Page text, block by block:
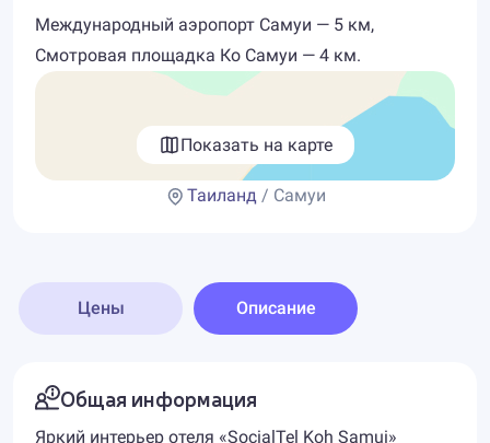
Международный аэропорт Самуи — 5 км,
Смотровая площадка Ко Самуи — 4 км.
Показать на карте
Таиланд / Самуи
Цены Описание
Общая информация
Яркий интерьер отеля «SocialTel Koh Samui»